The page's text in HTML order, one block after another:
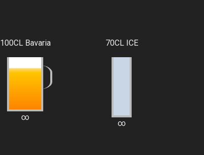
100CL Bavaria
∞
70CL ICE
∞